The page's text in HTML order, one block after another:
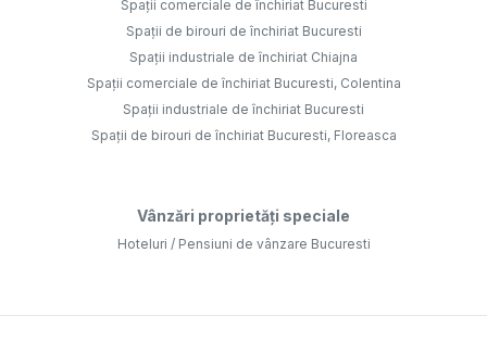
Spații comerciale de închiriat Bucuresti
Spații de birouri de închiriat Bucuresti
Spații industriale de închiriat Chiajna
Spații comerciale de închiriat Bucuresti, Colentina
Spații industriale de închiriat Bucuresti
Spații de birouri de închiriat Bucuresti, Floreasca
Vânzări proprietăți speciale
Hoteluri / Pensiuni de vânzare Bucuresti